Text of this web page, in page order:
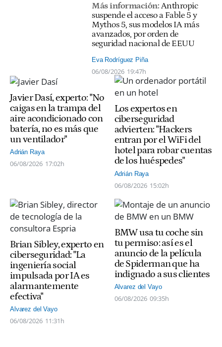
Más información: Anthropic
suspende el acceso a Fable 5 y
Mythos 5, sus modelos IA más
avanzados, por orden de
seguridad nacional de EEUU
Eva Rodríguez Piña
06/08/2026 19:47h
Javier Dasí, experto: "No
caigas en la trampa del
aire acondicionado con
batería, no es más que
un ventilador"
Adrián Raya
06/08/2026 17:02h
Los expertos en
ciberseguridad
advierten: "Hackers
entran por el WiFi del
hotel para robar cuentas
de los huéspedes"
Adrián Raya
06/08/2026 15:02h
Brian Sibley, experto en
ciberseguridad: "La
ingeniería social
impulsada por IA es
alarmantemente
efectiva"
Alvarez del Vayo
06/08/2026 11:31h
BMW usa tu coche sin
tu permiso: así es el
anuncio de la película
de Spiderman que ha
indignado a sus clientes
Alvarez del Vayo
06/08/2026 09:35h